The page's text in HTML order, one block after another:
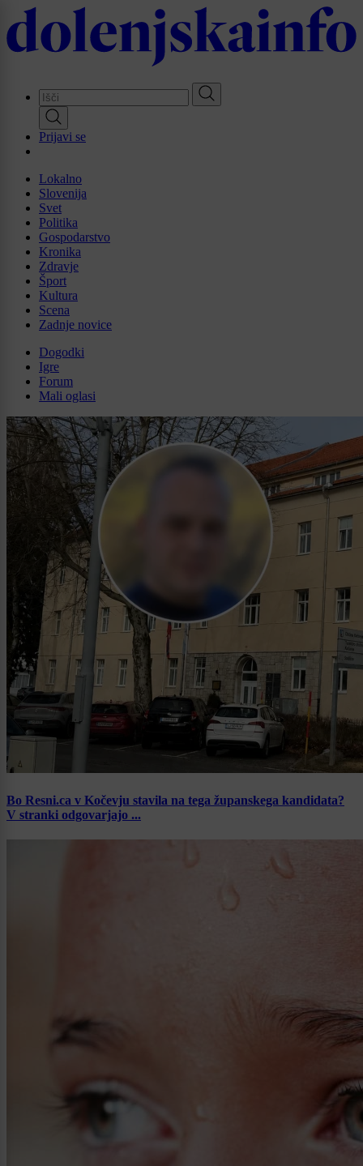
Skip
to
main
Prijavi se
Lokalno
Slovenija
Svet
Politika
Gospodarstvo
Kronika
Zdravje
Šport
Kultura
Scena
Zadnje novice
Dogodki
Igre
Forum
Mali oglasi
Bo Resni.ca v Kočevju stavila na tega županskega kandidata?
V stranki odgovarjajo ...